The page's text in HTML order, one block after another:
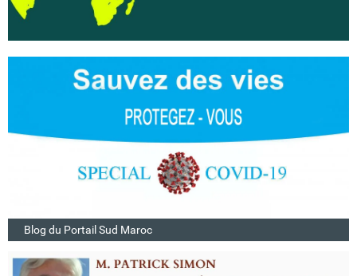
Blog du Portail Sud Maroc